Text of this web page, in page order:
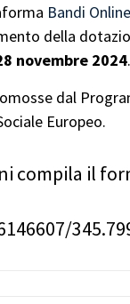
Bandi Online
della
novembre 2024.
dal
Europeo.
compila il